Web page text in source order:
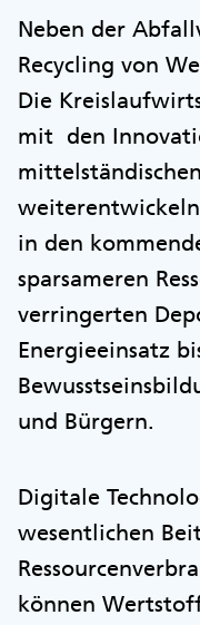
Neben der
Recycling von
Die
mit den
in den
sparsameren
verringerten
Energieeinsatz
und Bürgern.
Digitale
wesentlichen
können